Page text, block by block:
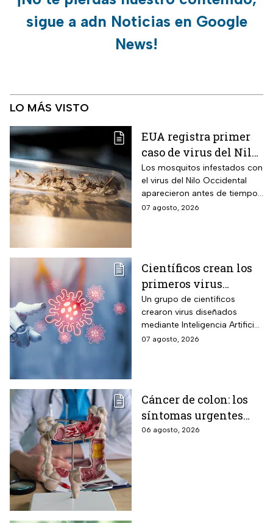
sigue a adn Noticias en Google
News!
LO MÁS VISTO
EUA registra primer
caso de virus del Nilo
Occidental de 2026
Los mosquitos infestados con
el virus del Nilo Occidental
aparecieron antes de tiempo
en EUA; ya se registró el
07 agosto, 2026
Científicos crean los
primeros virus
diseñados por la IA,
¿son peligrosos para
los humanos?
Un grupo de científicos
crearon virus diseñados
mediante Inteligencia Artificial
pero se han encendido las
07 agosto, 2026
Cáncer de colon: los
síntomas urgentes
que te advierten que
06 agosto, 2026